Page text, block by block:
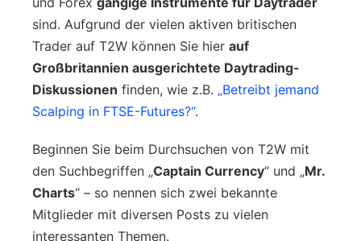
sind. Aufgrund der vielen aktiven britischen
Trader auf T2W können Sie hier auf
Großbritannien ausgerichtete Daytrading-
Diskussionen finden, wie z.B. „Betreibt jemand
Scalping in FTSE-Futures?“.
Beginnen Sie beim Durchsuchen von T2W mit
den Suchbegriffen „Captain Currency“ und „Mr.
Charts“ – so nennen sich zwei bekannte
Mitglieder mit diversen Posts zu vielen
interessanten Themen.